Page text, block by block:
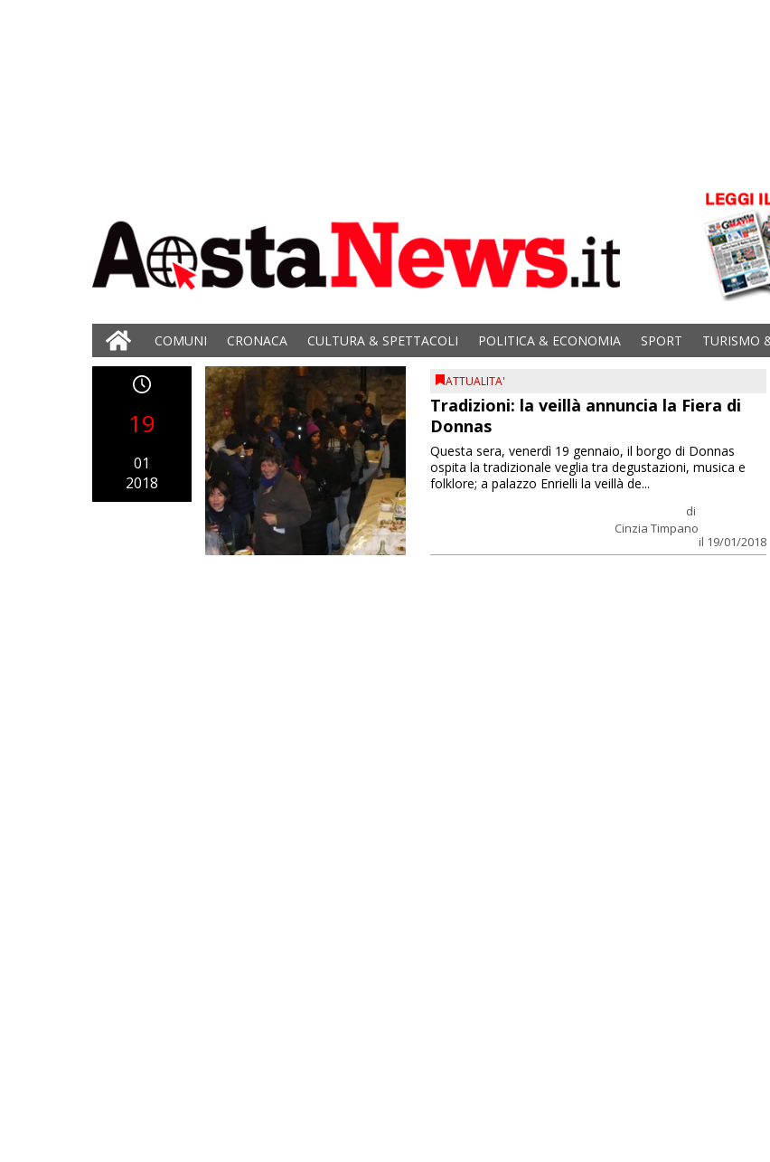
COMUNI CRONACA CULTURA & SPETTACOLI POLITICA & ECONOMIA SPORT TURISMO
19
01
2018
ATTUALITA'
Tradizioni: la veillà annuncia la Fiera di
Donnas
di
Cinzia Timpano
il 19/01/2018
Questa sera, venerdì 19 gennaio, il borgo di Donnas
ospita la tradizionale veglia tra degustazioni, musica e
folklore; a palazzo Enrielli la veillà de...